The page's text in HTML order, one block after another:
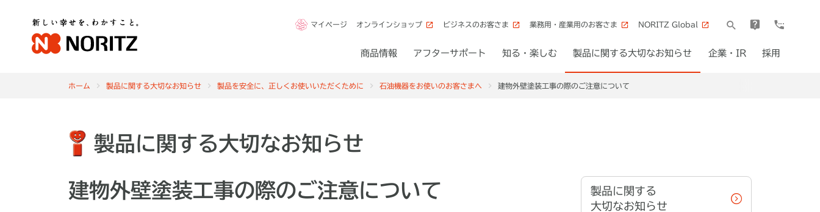
マイページ オンラインショップ ビジネスのお客さま 業務用・産業用のお客さま NORITZ Global
商品情報 アフターサポート 知る・楽しむ 製品に関する大切なお知らせ 企業・IR 採用
ホーム 製品に関する大切なお知らせ 製品を安全に、正しくお使いいただくために 石油機器をお使いのお客さまへ 建物外壁塗装工事の際のご注意について
製品に関する大切なお知らせ
建物外壁塗装工事の際のご注意について
製品に関する
大切なお知らせ